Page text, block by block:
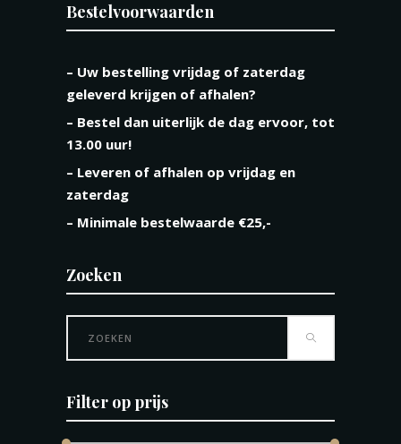
Bestelvoorwaarden
– Uw bestelling vrijdag of zaterdag
geleverd krijgen of afhalen?
– Bestel dan uiterlijk de dag ervoor, tot
13.00 uur!
– Leveren of afhalen op vrijdag en
zaterdag
– Minimale bestelwaarde €25,-
Zoeken
Filter op prijs